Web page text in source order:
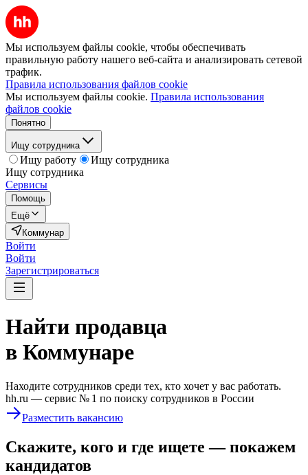
Мы используем файлы cookie, чтобы обеспечивать
правильную работу нашего веб-сайта и анализировать сетевой
трафик.
Правила использования файлов cookie
Мы используем файлы cookie. Правила использования
файлов cookie
Понятно
Ищу сотрудника
Ищу работу
Ищу сотрудника
Ищу сотрудника
Сервисы
Помощь
Ещё
Коммунар
Войти
Войти
Зарегистрироваться
Найти продавца
в Коммунаре
Находите сотрудников среди тех, кто хочет у вас работать.
hh.ru — сервис № 1 по поиску сотрудников в России
Разместить вакансию
Скажите, кого и где ищете — покажем
кандидатов